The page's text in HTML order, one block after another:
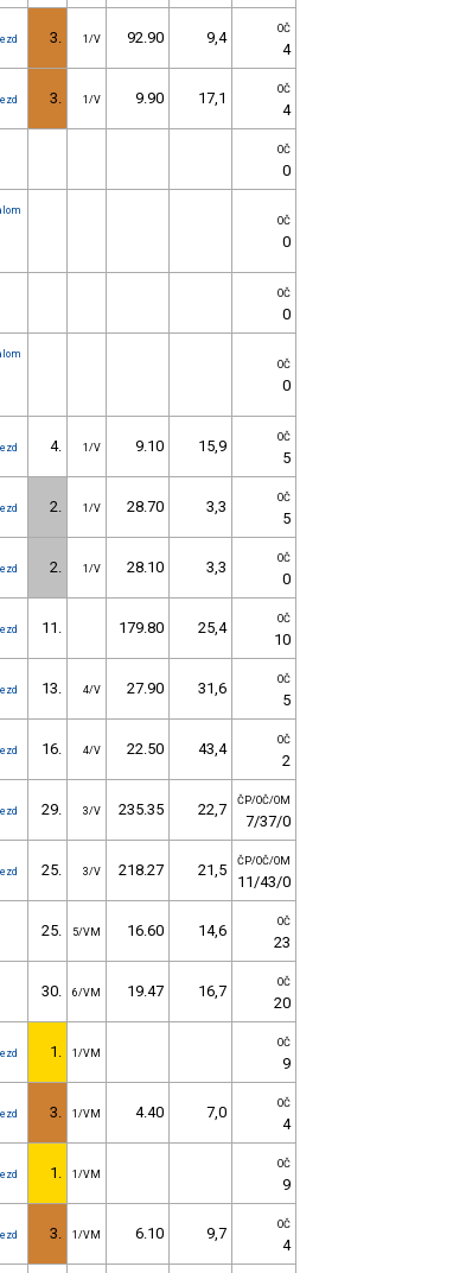
3. 1/V 92.90 9,4 OČ
4
3. 1/V 9.90 17,1 OČ
4
OČ
0
OČ
0
OČ
0
OČ
0
4. 1/V 9.10 15,9 OČ
5
2. 1/V 28.70 3,3 OČ
5
2. 1/V 28.10 3,3 OČ
0
11. 179.80 25,4 OČ
10
13. 4/V 27.90 31,6 OČ
5
16. 4/V 22.50 43,4 OČ
2
29. 3/V 235.35 22,7 ČP/OČ/OM
7/37/0
25. 3/V 218.27 21,5 ČP/OČ/OM
11/43/0
25. 5/VM 16.60 14,6 OČ
23
30. 6/VM 19.47 16,7 OČ
20
1. 1/VM
OČ
9
3. 1/VM 4.40 7,0 OČ
4
1. 1/VM
OČ
9
3. 1/VM 6.10 9,7 OČ
4